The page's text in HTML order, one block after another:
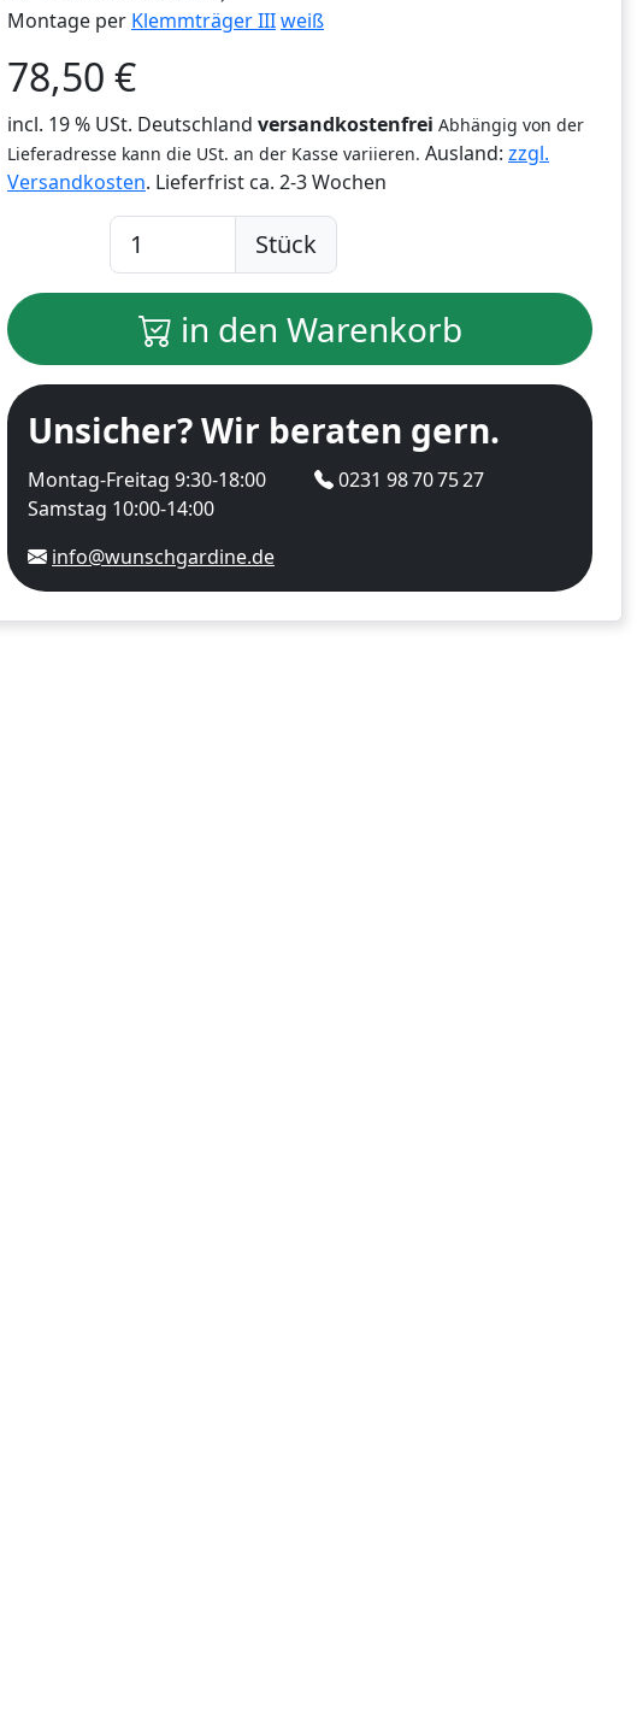
Montage per Klemmträger IIIweiß
78,50 €
incl. 19 % USt. Deutschland versandkostenfrei Abhängig von der
Lieferadresse kann die USt. an der Kasse variieren. Ausland: zzgl.
Versandkosten. Lieferfrist ca. 2-3 Wochen
Stück
in den Warenkorb
Unsicher? Wir beraten gern.
Montag-Freitag 9:30-18:00
Samstag 10:00-14:00
0231 98 70 75 27
info@wunschgardine.de